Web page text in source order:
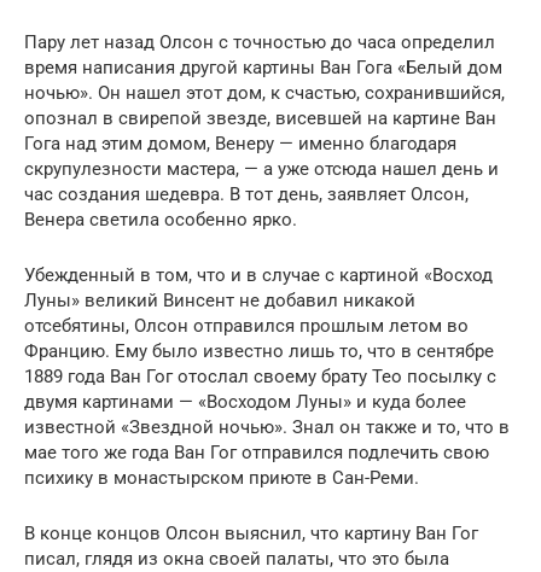
Пару лет назад Олсон с точностью до часа определил
время написания другой картины Ван Гога «Белый дом
ночью». Он нашел этот дом, к счастью, сохранившийся,
опознал в свирепой звезде, висевшей на картине Ван
Гога над этим домом, Венеру — именно благодаря
скрупулезности мастера, — а уже отсюда нашел день и
час создания шедевра. В тот день, заявляет Олсон,
Венера светила особенно ярко.
Убежденный в том, что и в случае с картиной «Восход
Луны» великий Винсент не добавил никакой
отсебятины, Олсон отправился прошлым летом во
Францию. Ему было известно лишь то, что в сентябре
1889 года Ван Гог отослал своему брату Тео посылку с
двумя картинами — «Восходом Луны» и куда более
известной «Звездной ночью». Знал он также и то, что в
мае того же года Ван Гог отправился подлечить свою
психику в монастырском приюте в Сан-Реми.
В конце концов Олсон выяснил, что картину Ван Гог
писал, глядя из окна своей палаты, что это была